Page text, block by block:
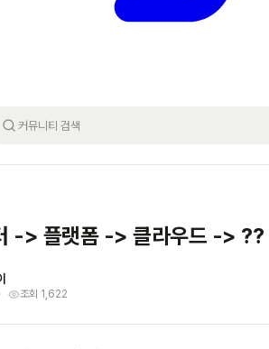
-> 플랫폼 -> 클라우드 -> ??
조회 1,622